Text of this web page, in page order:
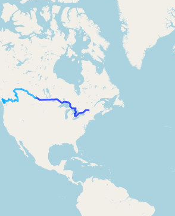
Ambiance, ambiance, ambiance
De groetjes terug
Doelloos
Ronde Van Flandriën
Dhr. Dries
Schapentocht
Het lossen van de kunst
Kerkstraten